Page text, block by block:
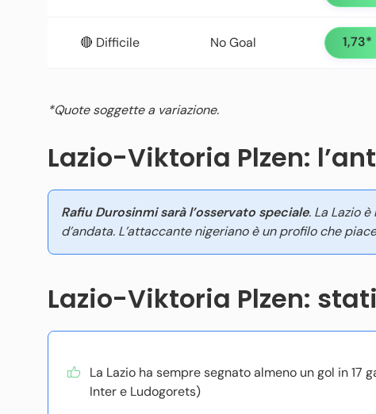
🔴 Difficile No Goal 1,73*
*Quote soggette a variazione.
Lazio-Viktoria Plzen:
Rafiu Durosinmi sarà l’osservato speciale. La Lazio
d’andata. L’attaccante nigeriano è un profilo che
Lazio-Viktoria Plzen:
La Lazio ha sempre segnato almeno un gol in
Inter e Ludogorets)